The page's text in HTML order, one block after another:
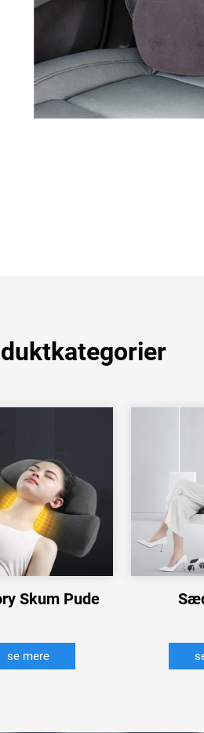
Skum Pude
se mere